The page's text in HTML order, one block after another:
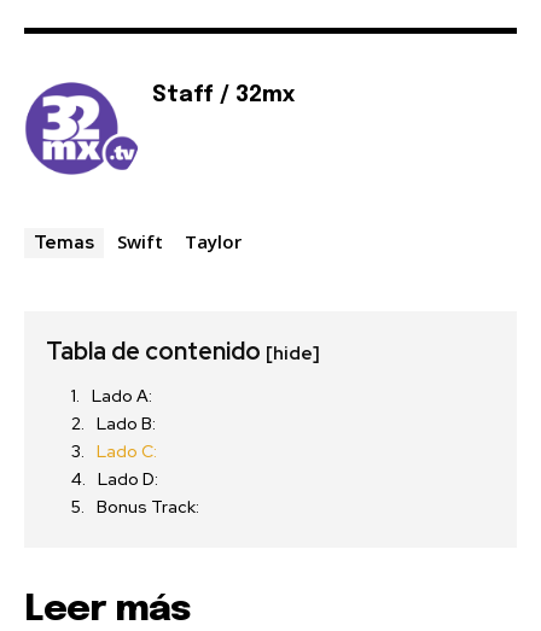
Staff / 32mx
Temas Swift Taylor
Tabla de contenido [hide]
Lado A:
Lado B:
Lado C:
Lado D:
Bonus Track:
Leer más